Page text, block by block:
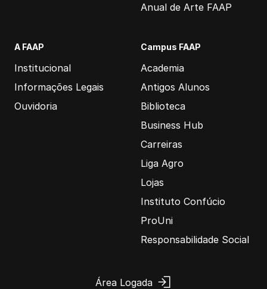
Anual de Arte FAAP
A FAAP
Institucional
Informações Legais
Ouvidoria
Campus FAAP
Academia
Antigos Alunos
Biblioteca
Business Hub
Carreiras
Liga Agro
Lojas
Instituto Confúcio
ProUni
Responsabilidade Social
Área Logada